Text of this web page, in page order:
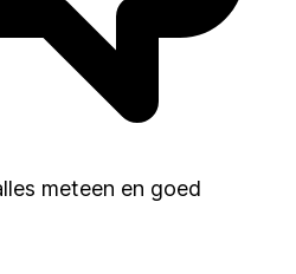
meteen en goed